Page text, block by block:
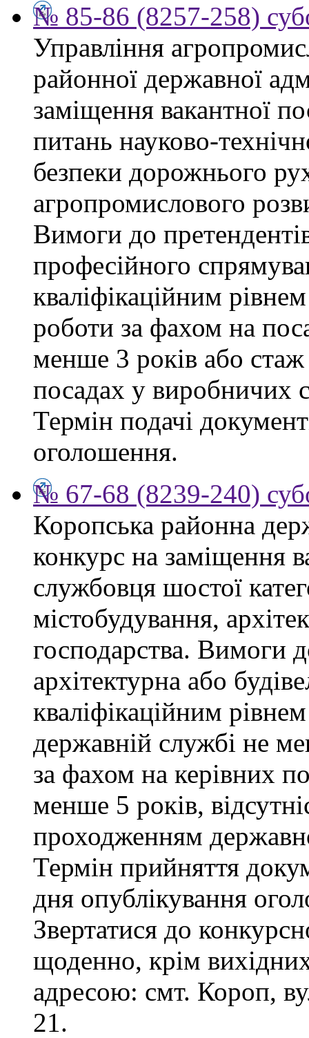
№ 85-86 (8257-258)
Управління
районної державної
заміщення вакантної
питань науково-
безпеки дорожнього
агропромислового
Вимоги до
професійного
кваліфікаційним
роботи за фахом на
менше 3 років або
посадах у виробничих
Термін подачі
оголошення.
№ 67-68 (8239-240)
Коропська районна
конкурс на заміщення
службовця шостої
містобудування,
господарства. Вимоги
архітектурна або
кваліфікаційним
державній службі не
за фахом на керівних
менше 5 років,
проходженням
Термін прийняття
дня опублікування
Звертатися до
щоденно, крім
адресою: смт. Короп,
21.